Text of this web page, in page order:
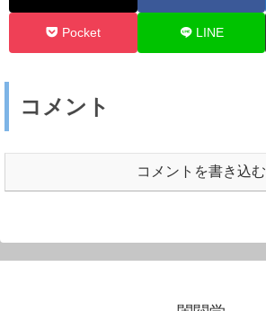
Pocket LINE
コメント
コメントを書き込む